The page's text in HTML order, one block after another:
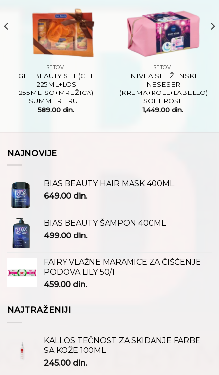
SETOVI
GET BEAUTY SET (GEL
225ML+LOS
255ML+SO+MREŽICA)
SUMMER FRUIT
589.00 din.
SETOVI
NIVEA SET ŽENSKI
NESESER
(KREMA+ROLL+LABELLO)
SOFT ROSE
1,449.00 din.
NAJNOVIJE
BIAS BEAUTY HAIR MASK 400ML
649.00 din.
BIAS BEAUTY ŠAMPON 400ML
499.00 din.
FAIRY VLAŽNE MARAMICE ZA ČIŠĆENJE
PODOVA LILY 50/1
459.00 din.
NAJTRAŽENIJI
KALLOS TEČNOST ZA SKIDANJE FARBE
SA KOŽE 100ML
245.00 din.